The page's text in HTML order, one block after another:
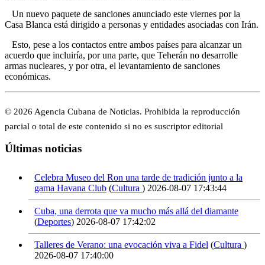
Un nuevo paquete de sanciones anunciado este viernes por la
Casa Blanca está dirigido a personas y entidades asociadas con Irán.
Esto, pese a los contactos entre ambos países para alcanzar un
acuerdo que incluiría, por una parte, que Teherán no desarrolle
armas nucleares, y por otra, el levantamiento de sanciones
económicas.
© 2026 Agencia Cubana de Noticias. Prohibida la reproducción
parcial o total de este contenido si no es suscriptor editorial
Últimas noticias
Celebra Museo del Ron una tarde de tradición junto a la
gama Havana Club (Cultura ) 2026-08-07 17:43:44
Cuba, una derrota que va mucho más allá del diamante
(Deportes) 2026-08-07 17:42:02
Talleres de Verano: una evocación viva a Fidel (Cultura )
2026-08-07 17:40:00